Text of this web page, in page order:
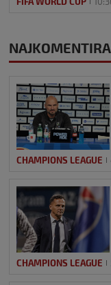
CHAMPIONS LEAGUE
CHAMPIONS LEAGUE